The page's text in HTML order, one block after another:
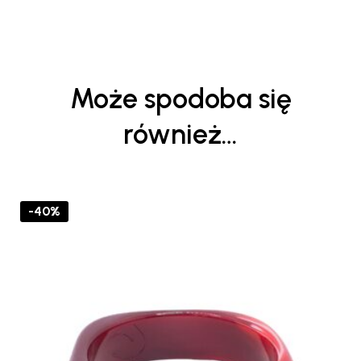
Może spodoba się
również…
-40%